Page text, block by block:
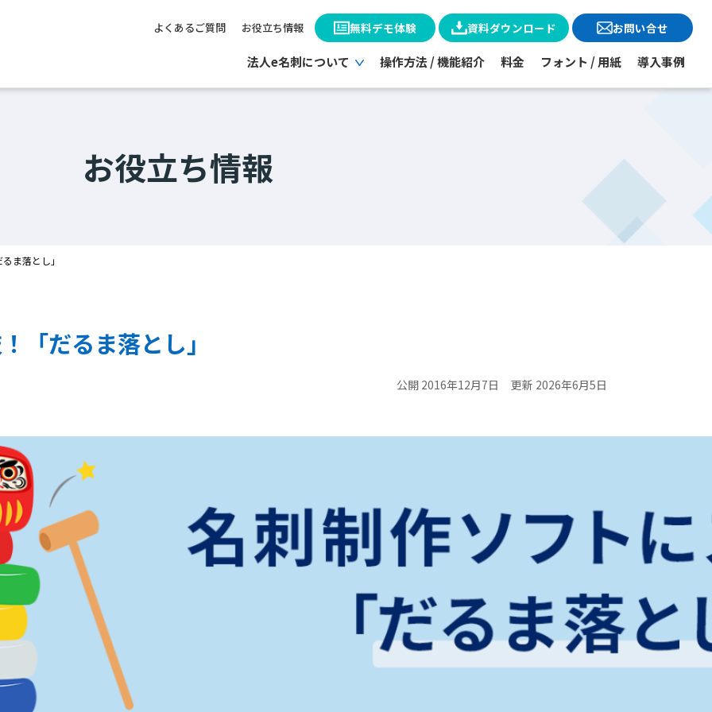
よくあるご質問 お役立ち情報 無料デモ体験 資料ダウンロード お問い合せ
法人e名刺について 操作方法 / 機能紹介 料金 フォント / 用紙 導入事例
お役立ち情報
ま落とし」
「だるま落とし」
公開 2016年12月7日 更新 2026年6月5日